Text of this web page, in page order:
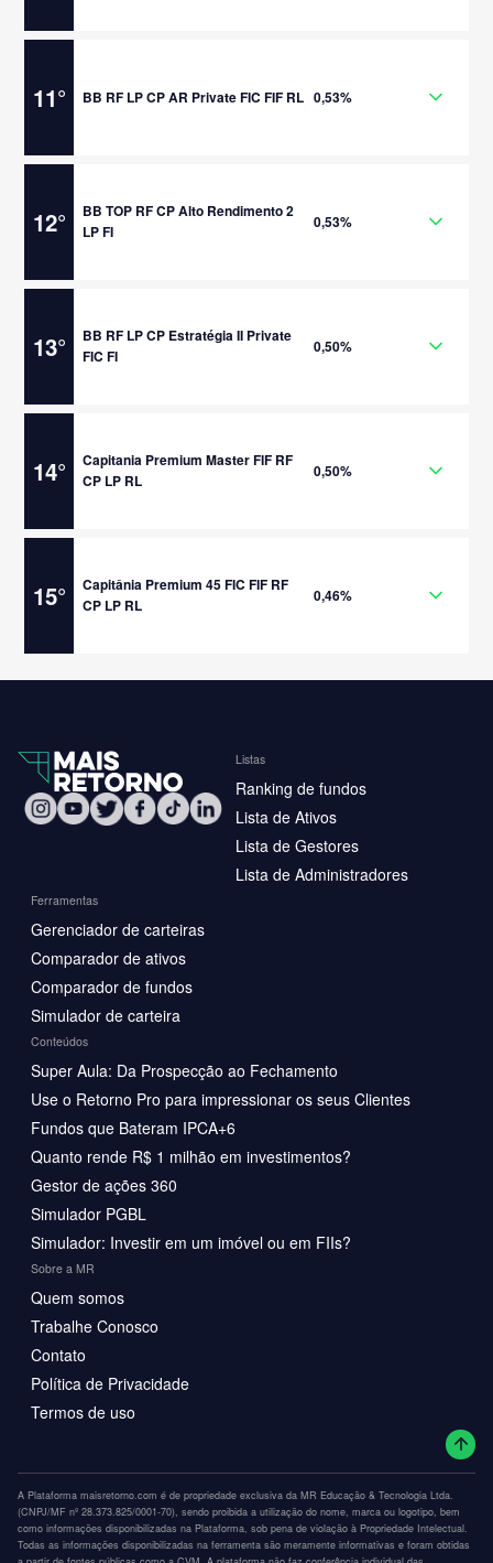
11° BB RF LP CP AR Private FIC FIF RL 0,53%
12°
BB TOP RF CP Alto Rendimento 2
LP FI
0,53%
13°
BB RF LP CP Estratégia II Private
FIC FI
0,50%
14°
Capitania Premium Master FIF RF
CP LP RL
0,50%
15°
Capitânia Premium 45 FIC FIF RF
CP LP RL
0,46%
Listas
Ranking de fundos
Lista de Ativos
Lista de Gestores
Lista de Administradores
Ferramentas
Gerenciador de carteiras
Comparador de ativos
Comparador de fundos
Simulador de carteira
Conteúdos
Super Aula: Da Prospecção ao Fechamento
Use o Retorno Pro para impressionar os seus Clientes
Fundos que Bateram IPCA+6
Quanto rende R$ 1 milhão em investimentos?
Gestor de ações 360
Simulador PGBL
Simulador: Investir em um imóvel ou em FIIs?
Sobre a MR
Quem somos
Trabalhe Conosco
Contato
Política de Privacidade
Termos de uso
A Plataforma maisretorno.com é de propriedade exclusiva da MR Educação & Tecnologia Ltda.
(CNPJ/MF nº 28.373.825/0001-70), sendo proibida a utilização do nome, marca ou logotipo, bem
como informações disponibilizadas na Plataforma, sob pena de violação à Propriedade Intelectual.
Todas as informações disponibilizadas na ferramenta são meramente informativas e foram obtidas